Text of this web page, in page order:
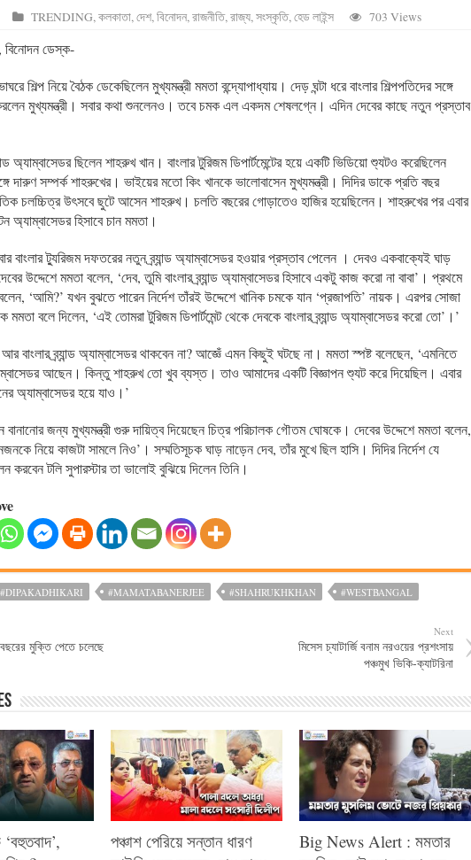
TRENDING,কলকাতা,দেশ,বিনোদন,রাজনীতি,রাজ্য,সংস্কৃতি,হেড লাইন্স 703 Views
বিনোদন ডেস্ক-
শিল্প নিয়ে বৈঠক ডেকেছিলেন মুখ্যমন্ত্রী মমতা বন্দ্যোপাধ্যায়। দেড় ঘন্টা ধরে বাংলার শিল্পপতিদের সঙ্গে
মুখ্যমন্ত্রী। সবার কথা শুনলেনও। তবে চমক এল একদম শেষলগ্নে। এদিন দেবের কাছে নতুন প্রস্তাব
অ্যাম্বাসেডর ছিলেন শাহরুখ খান। বাংলার টুরিজম ডিপার্টমেন্টের হয়ে একটি ভিডিয়ো শ্যুটও করেছিলেন
দারুণ সম্পর্ক শাহরুখের। ভাইয়ের মতো কিং খানকে ভালোবাসেন মুখ্যমন্ত্রী। দিদির ডাকে প্রতি বছর
চলচ্চিত্র উৎসবে ছুটে আসেন শাহরুখ। চলতি বছরের গোড়াতেও হাজির হয়েছিলেন। শাহরুখের পর এবার
অ্যাম্বাসেডর হিসাবে চান মমতা।
বাংলার ট্যুরিজম দফতরের নতুন ব্র্যান্ড অ্যাম্বাসেডর হওয়ার প্রস্তাব পেলেন । দেবও একবাক্যেই ঘাড়
উদ্দেশে মমতা বলেন, ‘দেব, তুমি বাংলার ব্র্যান্ড অ্যাম্বাসেডর হিসাবে একটু কাজ করো না বাবা’। প্রথমে
‘আমি?’ যখন বুঝতে পারেন নির্দেশ তাঁরই উদ্দেশে খানিক চমকে যান ‘প্রজাপতি’ নায়ক। এরপর সোজা
মমতা বলে দিলেন, ‘এই তোমরা টুরিজম ডিপার্টমেন্ট থেকে দেবকে বাংলার ব্র্যান্ড অ্যাম্বাসেডর করো তো’।’
বাংলার ব্র্যান্ড অ্যাম্বাসেডর থাকবেন না? আজ্ঞেঁ এমন কিছুই ঘটছে না। মমতা স্পষ্ট বলেছেন, ‘এমনিতে
আছেন। কিন্তু শাহরুখ তো খুব ব্যস্ত। তাও আমাদের একটি বিজ্ঞাপন শ্যুট করে দিয়েছিল। এবার
অ্যাম্বাসেডর হয়ে যাও।’
বানানোর জন্য মুখ্যমন্ত্রী গুরু দায়িত্ব দিয়েছেন চিত্র পরিচালক গৌতম ঘোষকে। দেবের উদ্দেশে মমতা বলেন,
নিয়ে কাজটা সামলে নিও’। সম্মতিসূচক ঘাড় নাড়েন দেব, তাঁর মুখে ছিল হাসি। দিদির নির্দেশ যে
করবেন টলি সুপারস্টার তা ভালোই বুঝিয়ে দিলেন তিনি।
#DIPAKADHIKARI #MAMATABANERJEE #SHAHRUKHKHAN #WESTBANGAL
মুক্তি পেতে চলেছে
Next
মিসেস চ্যাটার্জি বনাম নরওয়ের প্রশংসায়
পঞ্চমুখ ভিকি-ক্যাটরিনা
পঞ্চাশ পেরিয়ে সন্তান ধারণ
Big News Alert : মমতার